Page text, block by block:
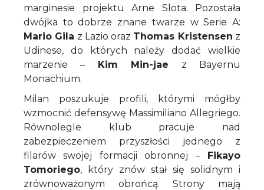
marginesie projektu Arne Slota. Pozostała
dwójka to dobrze znane twarze w Serie A:
Mario Gila z Lazio oraz Thomas Kristensen z
Udinese, do których należy dodać wielkie
marzenie – Kim Min-jae z Bayernu
Monachium.
Milan poszukuje profili, którymi mógłby
wzmocnić defensywę Massimiliano Allegriego.
Równolegle klub pracuje nad
zabezpieczeniem przyszłości jednego z
filarów swojej formacji obronnej – Fikayo
Tomoriego, który znów stał się solidnym i
zrównoważonym obrońcą. Strony mają